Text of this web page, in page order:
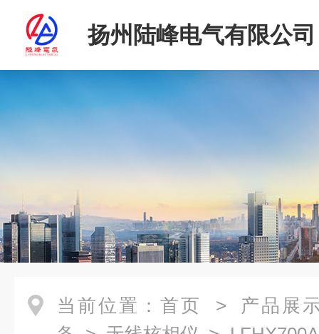
扬州陆峰电气有限公司
当前位置： 首页 > 产品展